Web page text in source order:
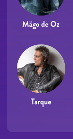
Mägo de Oz
Tarque